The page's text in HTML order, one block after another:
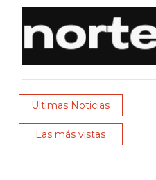
CAMPANA
NOTICIAS
DE
ZÁRATE
DE
CAMPANA
Ultimas Noticias
Las más vistas